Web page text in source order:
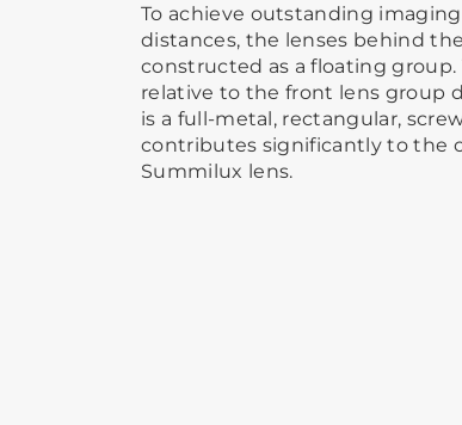
To achieve outstanding
distances, the lenses behind
constructed as a floating
relative to the front lens group
is a full-metal, rectangular,
contributes significantly to the
Summilux lens.